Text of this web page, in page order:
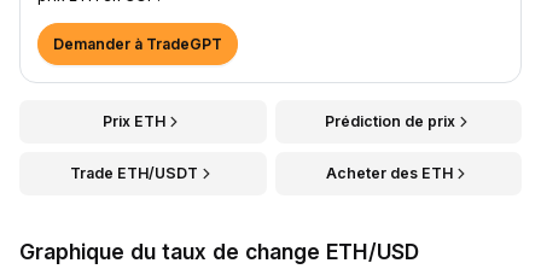
Demander à TradeGPT
Prix ETH Prédiction de prix
Trade ETH/USDT Acheter des ETH
Graphique du taux de change ETH/USD